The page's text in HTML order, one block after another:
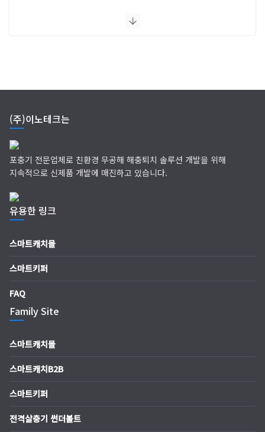
(주)이노테크는
포충기 전문업체로 친환경 무공해 해충퇴치 솔루션 개발을 위해
지속적으로 신제품 개발에 매진하고 있습니다.
유용한 링크
스마트캐치몰
스마트키퍼
FAQ
Family Site
스마트캐치몰
스마트캐치B2B
스마트키퍼
전격살충기 썬더볼트